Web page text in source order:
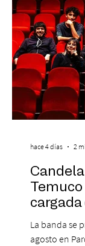
personas que
Temuco
cargada
La banda se
agosto en
hace 4 días 2